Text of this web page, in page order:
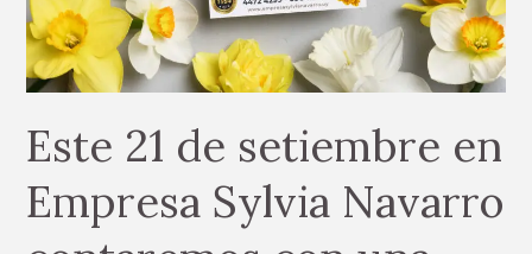
Este 21 de setiembre en
Empresa Sylvia Navarro
contaremos
con
una
amplia
variedad
de
flores
amarillas